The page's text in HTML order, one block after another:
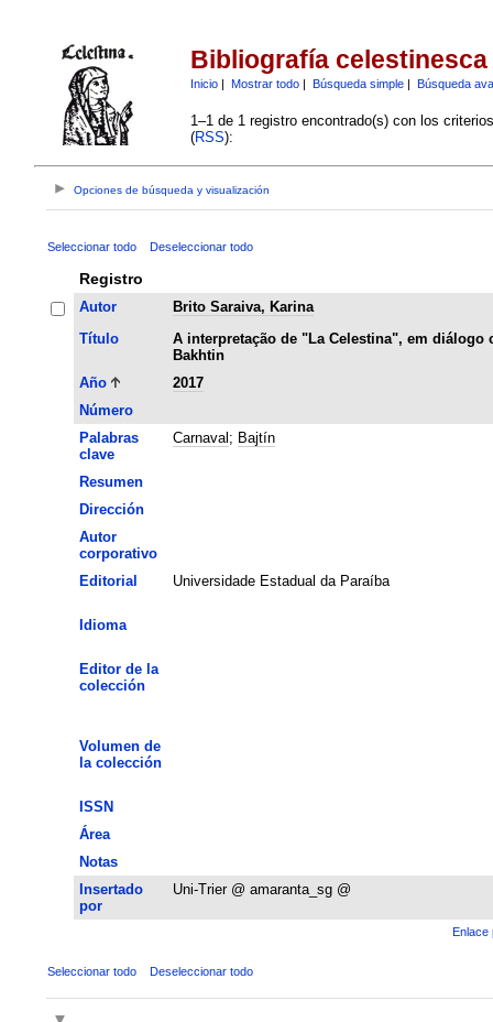
Bibliografía celestinesca
Inicio| Mostrar todo| Búsqueda simple| Búsqueda
1–1 de 1 registro encontrado(s) con los
(RSS):
Opciones de búsqueda y visualización
Seleccionar todo Deseleccionar todo
Registro
Autor
Brito Saraiva, Karina
Título
A interpretação de "La Celestina", em diálogo
Bakhtin
Año
2017
Número
Palabras
clave
Carnaval ; Bajtín
Resumen
Dirección
Autor
corporativo
Editorial
Universidade Estadual da Paraíba
Idioma
Editor de la
colección
Volumen de
la colección
ISSN
Área
Notas
Insertado
por
Uni-Trier @ amaranta_sg @
Enlace
Seleccionar todo Deseleccionar todo